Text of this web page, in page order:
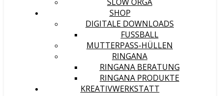
SHOP
DIGITALE DOWNLOADS
FUSSBALL
MUTTERPASS-HÜLLEN
RINGANA
RINGANA BERATUNG
RINGANA PRODUKTE
KREATIVWERKSTATT